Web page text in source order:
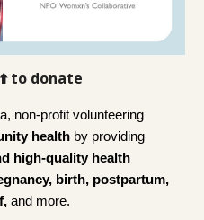
to donate
non-profit volunteering
health by providing
high-quality health
birth, postpartum,
and more.